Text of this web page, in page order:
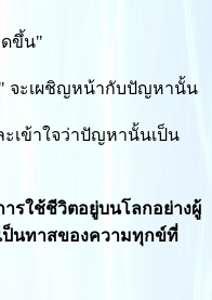
ขึ้น"
จะเผชิญหน้ากับปัญหานั้น
เข้าใจว่าปัญหานั้นเป็น
รใช้ชีวิตอยู่บนโลกอย่างผู้
ป็นทาสของความทุกข์ที่